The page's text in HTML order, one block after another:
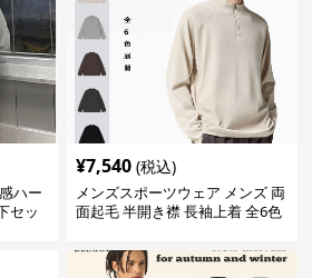
ハー
セッ
¥7,540 (税込)
メンズスポーツウェア メンズ 両
面起毛 半開き襟 長袖上着 全6色